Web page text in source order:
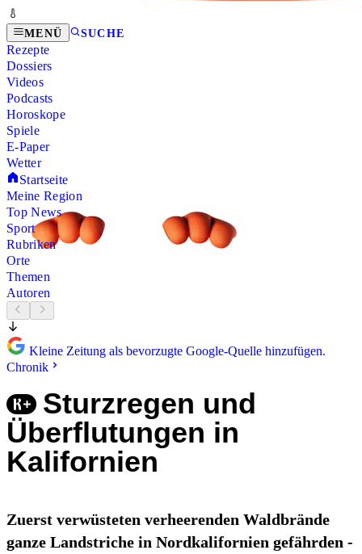
MENÜ SUCHE
Rezepte
Dossiers
Videos
Podcasts
Horoskope
Spiele
E-Paper
Wetter
Startseite
Meine Region
Top News
Sport
Rubriken
Orte
Themen
Autoren
Kleine Zeitung als bevorzugte Google-Quelle hinzufügen.
Chronik
Sturzregen und
Überflutungen in
Kalifornien
Zuerst verwüsteten verheerenden Waldbrände
ganze Landstriche in Nordkalifornien gefährden -